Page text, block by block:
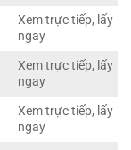
Xem trực tiếp, lấy
ngay
Xem trực tiếp, lấy
ngay
Xem trực tiếp, lấy
ngay